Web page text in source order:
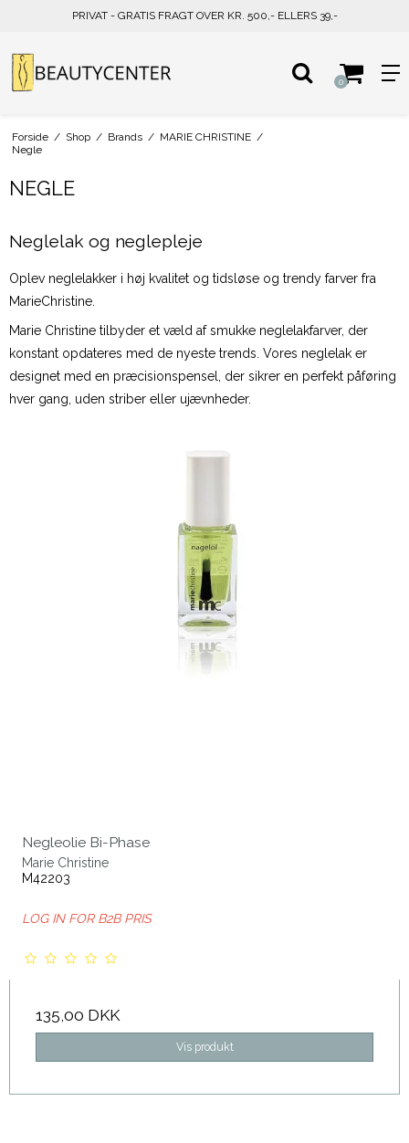
PRIVAT - GRATIS FRAGT OVER KR. 500,- ELLERS 39,-
0
Forside / Shop / Brands / MARIE CHRISTINE /
Negle
NEGLE
Neglelak og neglepleje
Oplev neglelakker i høj kvalitet og tidsløse og trendy farver fra
MarieChristine.
Marie Christine tilbyder et væld af smukke neglelakfarver, der
konstant opdateres med de nyeste trends. Vores neglelak er
designet med en præcisionspensel, der sikrer en perfekt påføring
hver gang, uden striber eller ujævnheder.
Negleolie Bi-Phase
Marie Christine
M42203
LOG IN FOR B2B PRIS
135,00 DKK
Vis produkt